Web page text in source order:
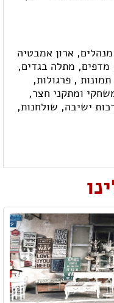
ארון אמבטיה
מדפים, מתלה בגדים,
תמונות , פרגולות,
ומתקני חצר,
ישיבה, שולחנות,